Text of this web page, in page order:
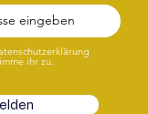
ihr zu.